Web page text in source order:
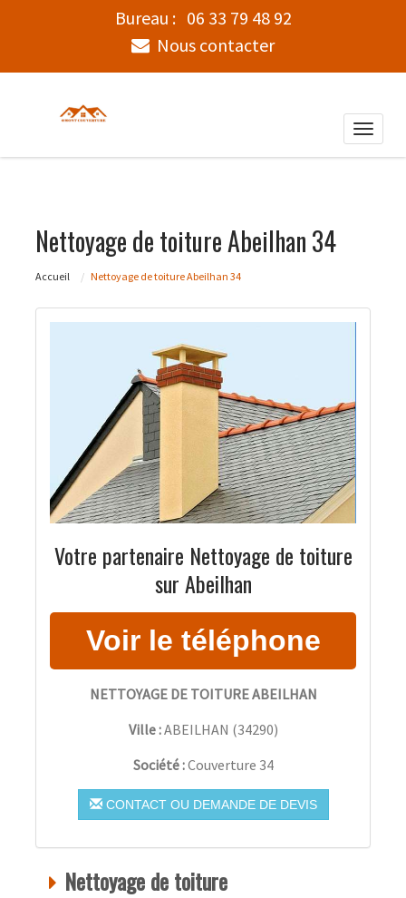
Bureau : 06 33 79 48 92
Nous contacter
Toggle
Nettoyage de toiture Abeilhan 34
Accueil Nettoyage de toiture Abeilhan 34
Votre partenaire Nettoyage de toiture
sur Abeilhan
NETTOYAGE DE TOITURE ABEILHAN
Ville :ABEILHAN (34290)
Société :Couverture 34
CONTACT OU DEMANDE DE DEVIS
Nettoyage de toiture